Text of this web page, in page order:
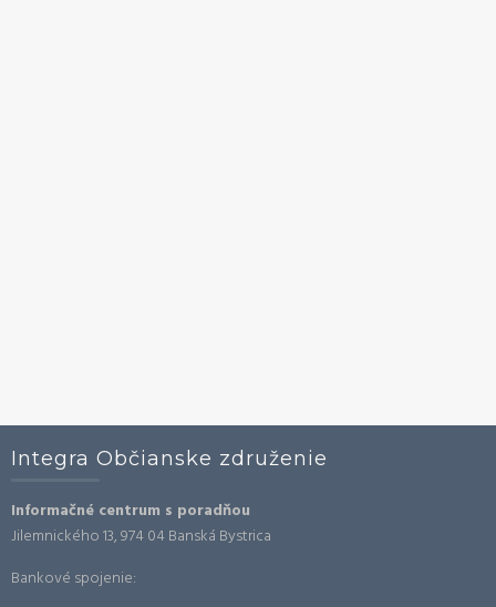
Integra Občianske združenie
Informačné centrum s poradňou
Jilemnického 13, 974 04 Banská Bystrica
Bankové spojenie: